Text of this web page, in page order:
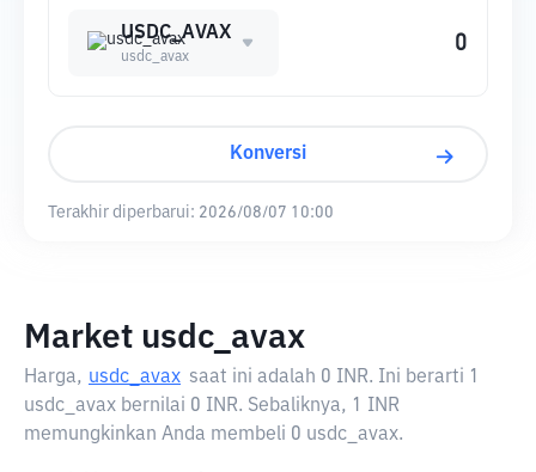
USDC_AVAX
usdc_avax
Konversi
Terakhir diperbarui: 2026/08/07 10:00
Market usdc_avax
Harga, usdc_avax saat ini adalah 0 INR. Ini berarti 1
usdc_avax bernilai 0 INR. Sebaliknya, 1 INR
memungkinkan Anda membeli 0 usdc_avax.